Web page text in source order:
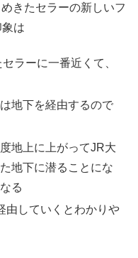
きたセラーの新しいフ
は
ラーに一番近くて、
地下を経由するので
地上に上がってJR大
地下に潜ることにな
る
由していくとわかりや